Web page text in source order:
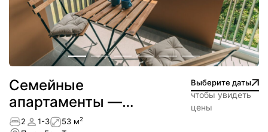
Cемейные
апартаменты —
Лагуна
Выберите даты
чтобы увидеть
цены
2 1-3 53 м2